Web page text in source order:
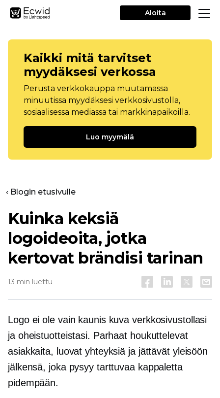
Aloita
Kaikki mitä tarvitset
myydäksesi verkossa
Perusta verkkokauppa muutamassa
minuutissa myydäksesi verkkosivustolla,
sosiaalisessa mediassa tai markkinapaikoilla.
Luo myymälä
‹ Blogin etusivulle
Kuinka keksiä
logoideoita, jotka
kertovat brändisi tarinan
13 min luettu
Logo ei ole vain kaunis kuva verkkosivustollasi
ja oheistuotteistasi. Parhaat houkuttelevat
asiakkaita, luovat yhteyksiä ja jättävät yleisöön
jälkensä, joka pysyy tarttuvaa kappaletta
pidempään.